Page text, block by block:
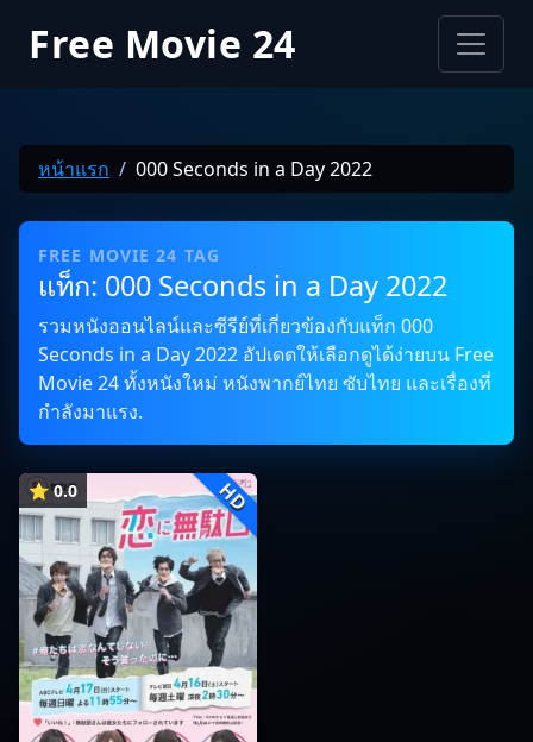
Free Movie 24
หน้าแรก 000 Seconds in a Day 2022
FREE MOVIE 24 TAG
แท็ก: 000 Seconds in a Day 2022
รวมหนังออนไลน์และซีรีย์ที่เกี่ยวข้องกับแท็ก 000
Seconds in a Day 2022 อัปเดตให้เลือกดูได้ง่ายบน Free
Movie 24 ทั้งหนังใหม่ หนังพากย์ไทย ซับไทย และเรื่องที่
กำลังมาแรง.
⭐ 0.0 HD